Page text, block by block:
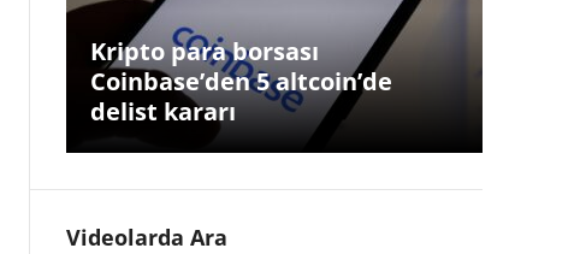
Kripto para borsası
Coinbase’den 5 altcoin’de
delist kararı
Videolarda Ara